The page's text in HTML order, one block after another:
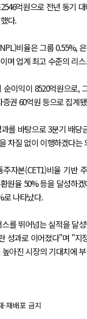
억원으로 전년 동기
다.
비율은 그룹 0.55%,
며 업계 최고 수준의 리
이익이 8520억원으로
권 60억원 등으로 집계
를 바탕으로 3분기 배
차질 없이 이행하겠다는
자본(CET1)비율 기반
율 50% 등을 달성하
나타났다.
를 뛰어넘는 실적을 달
성과로 이어졌다"며 "
아진 시장의 기대치에
재배포 금지